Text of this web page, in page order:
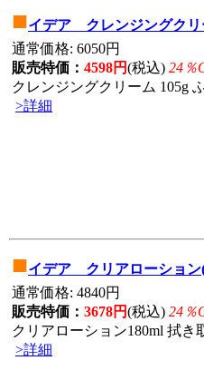
■イデア クレンジングクリ
通常価格: 6050円
販売特価： 4598円(税込) 24％
クレンジングクリーム 105g
>詳細
■イデア クリアローション
通常価格: 4840円
販売特価： 3678円(税込) 24％
クリアローション180ml 拭き
>詳細